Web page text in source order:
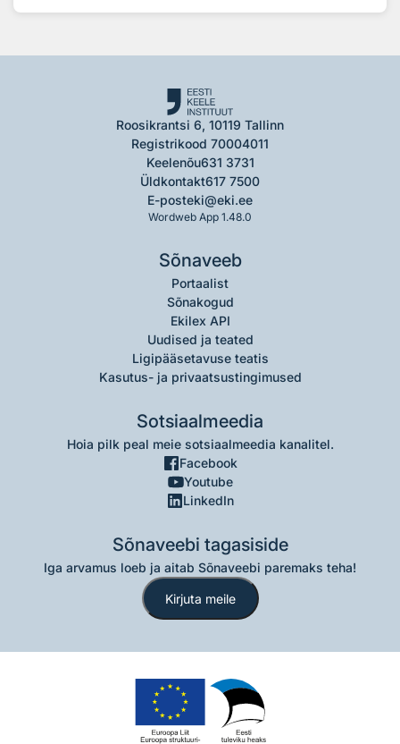
Roosikrantsi 6, 10119 Tallinn
Registrikood 70004011
Keelenõu631 3731
Üldkontakt617 7500
E-posteki@eki.ee
Wordweb App 1.48.0
Sõnaveeb
Portaalist
Sõnakogud
Ekilex API
Uudised ja teated
Ligipääsetavuse teatis
Kasutus- ja privaatsustingimused
Sotsiaalmeedia
Hoia pilk peal meie sotsiaalmeedia kanalitel.
Facebook
Youtube
LinkedIn
Sõnaveebi tagasiside
Iga arvamus loeb ja aitab Sõnaveebi paremaks teha!
Kirjuta meile